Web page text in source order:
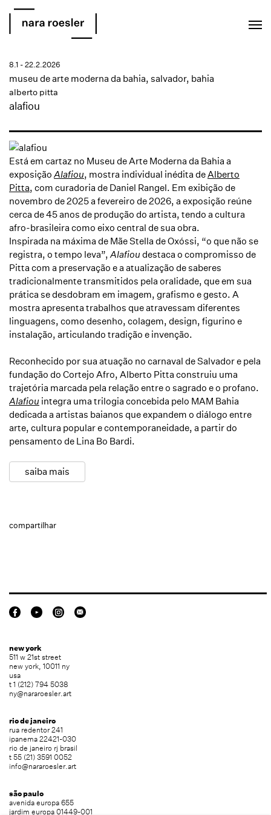
alafiou
alberto pitta
museu de arte moderna da bahia, salvador, bahia
8.1 - 22.2.2026
Está em cartaz no Museu de Arte Moderna da Bahia a
exposiçãoAlafiou, mostra individual inédita deAlberto
Pitta, com curadoria de Daniel Rangel. Em exibição de
novembro de 2025 a fevereiro de 2026, a exposição reúne
cerca de 45 anos de produção do artista, tendo a cultura
afro-brasileira como eixo central de sua obra.
Inspirada na máxima de Mãe Stella de Oxóssi, “o que não se
registra, o tempo leva”,Alafiou destaca o compromisso de
Pitta com a preservação e a atualização de saberes
tradicionalmente transmitidos pela oralidade, que em sua
prática se desdobram em imagem, grafismo e gesto. A
mostra apresenta trabalhos que atravessam diferentes
linguagens, como desenho, colagem, design, figurino e
instalação, articulando tradição e invenção.
Reconhecido por sua atuação no carnaval de Salvador e pela
fundação do Cortejo Afro, Alberto Pitta construiu uma
trajetória marcada pela relação entre o sagrado e o profano.
Alafiou integra uma trilogia concebida pelo MAM Bahia
dedicada a artistas baianos que expandem o diálogo entre
arte, cultura popular e contemporaneidade, a partir do
pensamento de Lina Bo Bardi.
saiba mais
compartilhar
new york
511 w 21st street
new york, 10011 ny
usa
t 1 (212) 794 5038
ny@nararoesler.art
rio de janeiro
rua redentor 241
ipanema 22421-030
rio de janeiro rj brasil
t 55 (21) 3591 0052
info@nararoesler.art
são paulo
avenida europa 655
jardim europa 01449-001